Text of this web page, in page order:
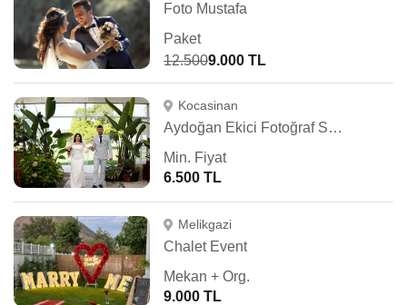
Foto Mustafa
Paket
12.5009.000 TL
Kocasinan
Aydoğan Ekici Fotoğraf Stüdyosu
Min. Fiyat
6.500 TL
Melikgazi
Chalet Event
Mekan + Org.
9.000 TL